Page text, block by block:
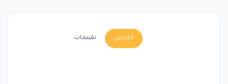
ملخص تقييمات